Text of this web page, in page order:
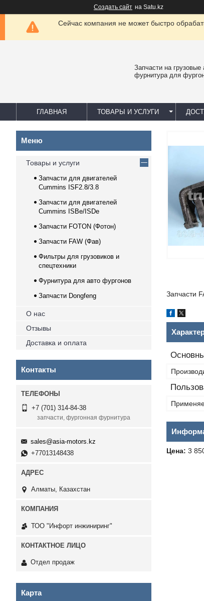
Создать сайт на Satu.kz
Сейчас компания не может быстро
Запчасти на грузовые
фурнитура для
ГЛАВНАЯ ТОВАРЫ И УСЛУГИ
Запчасти
Цена: 3
Товары и услуги
Запчасти для двигателей
Cummins ISF2.8/3.8
Запчасти для двигателей
Cummins ISBe/ISDe
Запчасти FOTON (Фотон)
Запчасти FAW (Фав)
Фильтры для грузовиков и
спецтехники
Фурнитура для авто фургонов
Запчасти Dongfeng
О нас
Отзывы
Доставка и оплата
Контакты
+7 (701) 314-84-38
запчасти, фургонная фурнитура
sales@asia-motors.kz
+77013148438
Алматы, Казахстан
ТОО "Инфорт инжиниринг"
Отдел продаж
Карта